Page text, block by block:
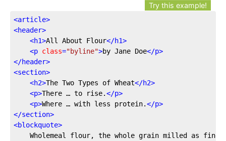
Try this example!
<article>
<header>
<h1>All About Flour</h1>
<p class="byline">by Jane Doe</p>
</header>
<section>
<h2>The Two Types of Wheat</h2>
<p>There … to rise.</p>
<p>Where … with less protein.</p>
</section>
<blockquote>
Wholemeal flour, the whole grain milled as